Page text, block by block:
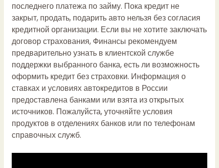
последнего платежа по займу. Пока кредит не
закрыт, продать, подарить авто нельзя без согласия
кредитной организации. Если вы не хотите заключать
договор страхования, Финансы рекомендуем
предварительно узнать в клиентской службе
поддержки выбранного банка, есть ли возможность
оформить кредит без страховки. Информация о
ставках и условиях автокредитов в России
предоставлена банками или взята из открытых
источников. Пожалуйста, уточняйте условия
продуктов в отделениях банков или по телефонам
справочных служб.